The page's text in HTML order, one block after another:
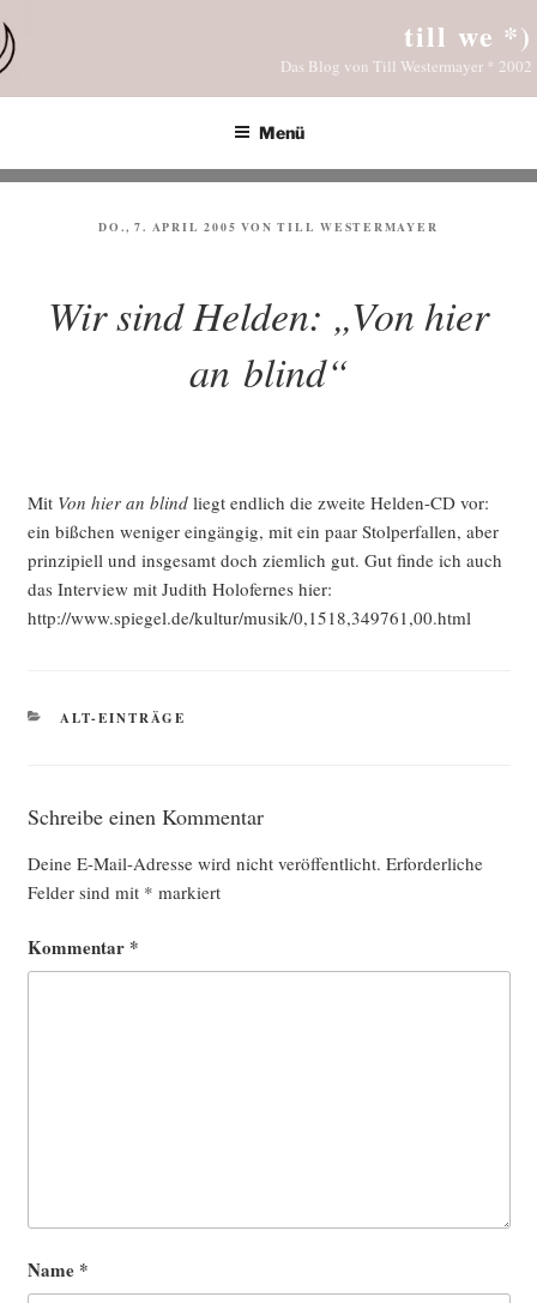
Inhalt
springen
till we *)
Das Blog von Till Westermayer * 2002
Menü
VERÖFFENTLICHT
DO., 7. APRIL 2005 VONTILL WESTERMAYER
Wir sind Helden: „Von hier
an blind“
Mit Von hier an blindliegt end­lich die zwei­te Hel­den-CD vor:
ein biß­chen weni­ger ein­gän­gig, mit ein paar Stol­per­fal­len, aber
prin­zi­pi­ell und ins­ge­samt doch ziem­lich gut. Gut fin­de ich auch
das Inter­view mit Judith Holo­fer­nes hier:
http://www.spiegel.de/kultur/musik/0,1518,349761,00.html
KATEGORIEN
ALT-EINTRÄGE
Schreibe einen Kommentar
Deine E-Mail-Adresse wird nicht veröffentlicht. Erforderliche
Felder sind mit * markiert
Kommentar *
Name *